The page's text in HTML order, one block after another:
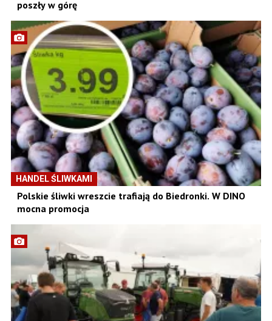
poszły w górę
HANDEL ŚLIWKAMI
Polskie śliwki wreszcie trafiają do Biedronki. W DINO
mocna promocja